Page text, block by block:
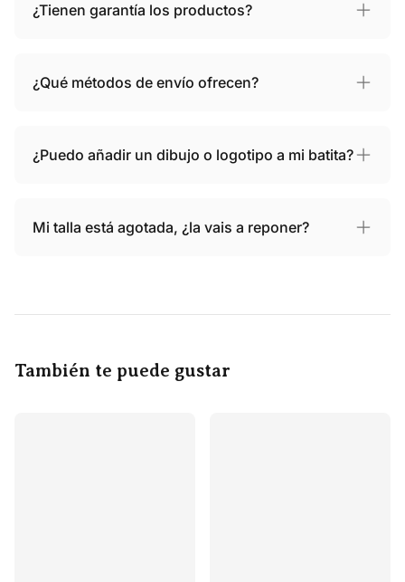
¿Tienen garantía los productos?
¿Qué métodos de envío ofrecen?
¿Puedo añadir un dibujo o logotipo a mi batita?
Mi talla está agotada, ¿la vais a reponer?
También te puede gustar